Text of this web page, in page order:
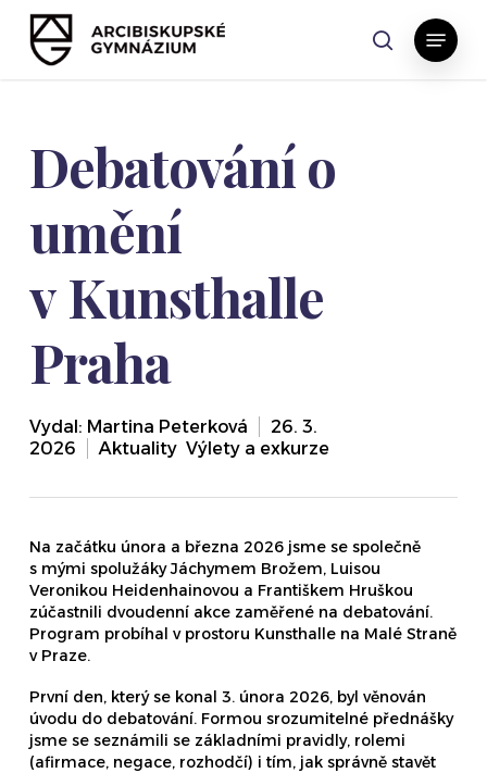
Skip
main
search
Menu
Debatování o
umění
v Kunsthalle
Praha
Vydal: Martina Peterková
26. 3.
2026
Aktuality, Výlety a exkurze
Na začátku února a března 2026 jsme se společně
s mými spolužáky Jáchymem Brožem, Luisou
Veronikou Heidenhainovou a Františkem Hruškou
zúčastnili dvoudenní akce zaměřené na debatování.
Program probíhal v prostoru Kunsthalle na Malé Straně
v Praze.
První den, který se konal 3. února 2026, byl věnován
úvodu do debatování. Formou srozumitelné přednášky
jsme se seznámili se základními pravidly, rolemi
(afirmace, negace, rozhodčí) i tím, jak správně stavět